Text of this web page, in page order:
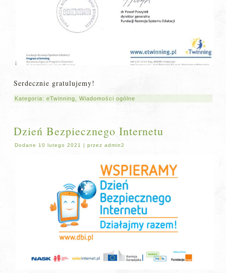
Serdecznie gratulujemy!
Kategoria:eTwinning ,Wiadomości ogólne
Dzień Bezpiecznego Internetu
Dodane 10 lutego 2021 |przez admin2